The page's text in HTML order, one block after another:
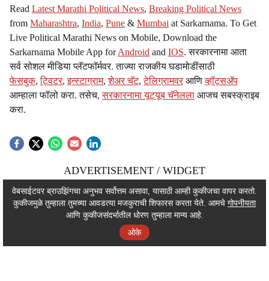
Read Latest Marathi Political News, Breaking Political News
from Maharashtra, India, Pune & Mumbai at Sarkarnama. To Get
Live Political Marathi News on Mobile, Download the
Sarkarnama Mobile App forAndroid and IOS. सरकारनामा आता
सर्व सोशल मीडिया प्लॅटफॉर्मवर. ताज्या राजकीय घडामोडींसाठी
फेसबुक,ट्विटर,इन्स्टाग्राम,शेअर चॅट,टेलिग्रामवर आणिव्हॉट्सॲप
आम्हाला फॉलो करा. तसेच,सरकारनामा यूट्यूब चॅनेलला आजच सबस्क्राइब
करा.
ADVERTISEMENT / WIDGET
ADVERTISEMENT / WIDGET
ADVERTISEMENT / WIDGET
वेबसाईटवर ब्राउझिंगचा अनुभव सर्वोत्तम असावा, यासाठी आम्ही कुकीजचा वापर करतो.
कुकीजमुळे तुम्हाला तुमच्या आवडत्या मजकुराची शिफारस करता येते. आमचे गोपनीयता
आणि कुकीजसंदर्भातील धोरण तुम्हाला मान्य आहे.
ओके